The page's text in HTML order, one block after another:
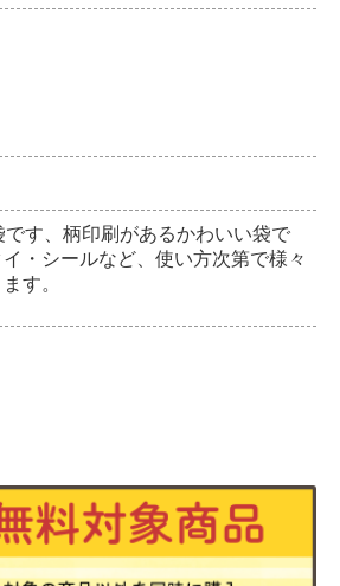
す、柄印刷があるかわいい袋で
・シールなど、使い方次第で様々
す。